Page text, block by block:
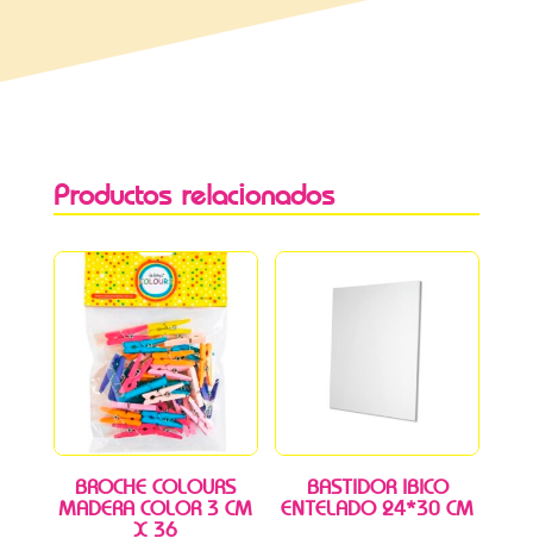
Productos relacionados
BROCHE COLOURS
MADERA COLOR 3 CM
X 36
BASTIDOR IBICO
ENTELADO 24*30 CM